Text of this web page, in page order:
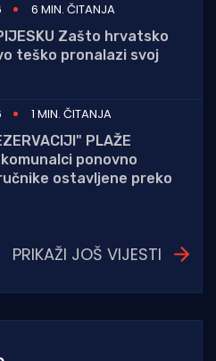
6 MIN. ČITANJA
Zašto hrvatsko
teško pronalazi svoj
1 MIN. ČITANJA
PLAŽE
ponovno
ostavljene preko
PRIKAŽI JOŠ VIJESTI